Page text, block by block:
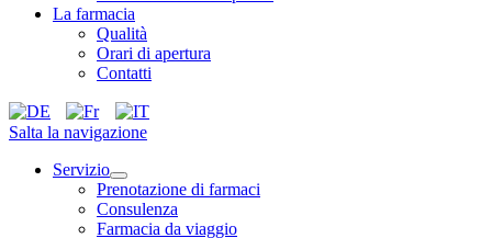
La farmacia
Qualità
Orari di apertura
Contatti
Salta la navigazione
Servizio
Prenotazione di farmaci
Consulenza
Farmacia da viaggio